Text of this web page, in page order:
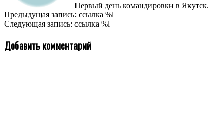
Первый день командировки в Якутск.
2020-
10-
Предыдущая запись: ссылка %l
Следующая запись: ссылка %l
Добавить комментарий